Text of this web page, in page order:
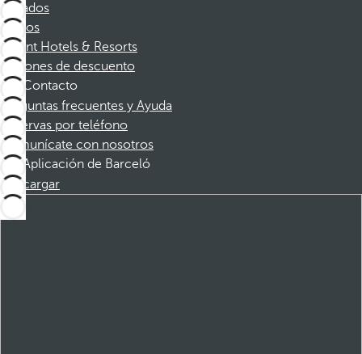
Afiliados
Socios
Dorint Hotels & Resorts
Cupones de descuento
Contacto
Preguntas frecuentes y Ayuda
Reservas por teléfono
Comunícate con nosotros
Aplicación de Barceló
Descargar